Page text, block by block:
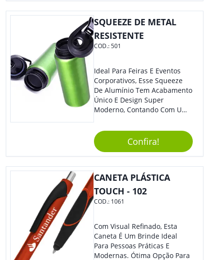
Colaboradores.
SQUEEZE DE METAL
RESISTENTE
COD.:501
Ideal Para Feiras E Eventos
Corporativos, Esse Squeeze
De Alumínio Tem Acabamento
Único E Design Super
Moderno, Contando Com Uma
Permite Vazamentos. Sem
Dúvidas É Um Brinde Prático
Que Levará Sua Marca Com
Muito Estilo, Agradando À
Todos.
Confira!
CANETA PLÁSTICA
TOUCH - 102
COD.: 1061
Com Visual Refinado, Esta
Caneta É Um Brinde Ideal
Para Pessoas Práticas E
Modernas. Ótima Opção Para